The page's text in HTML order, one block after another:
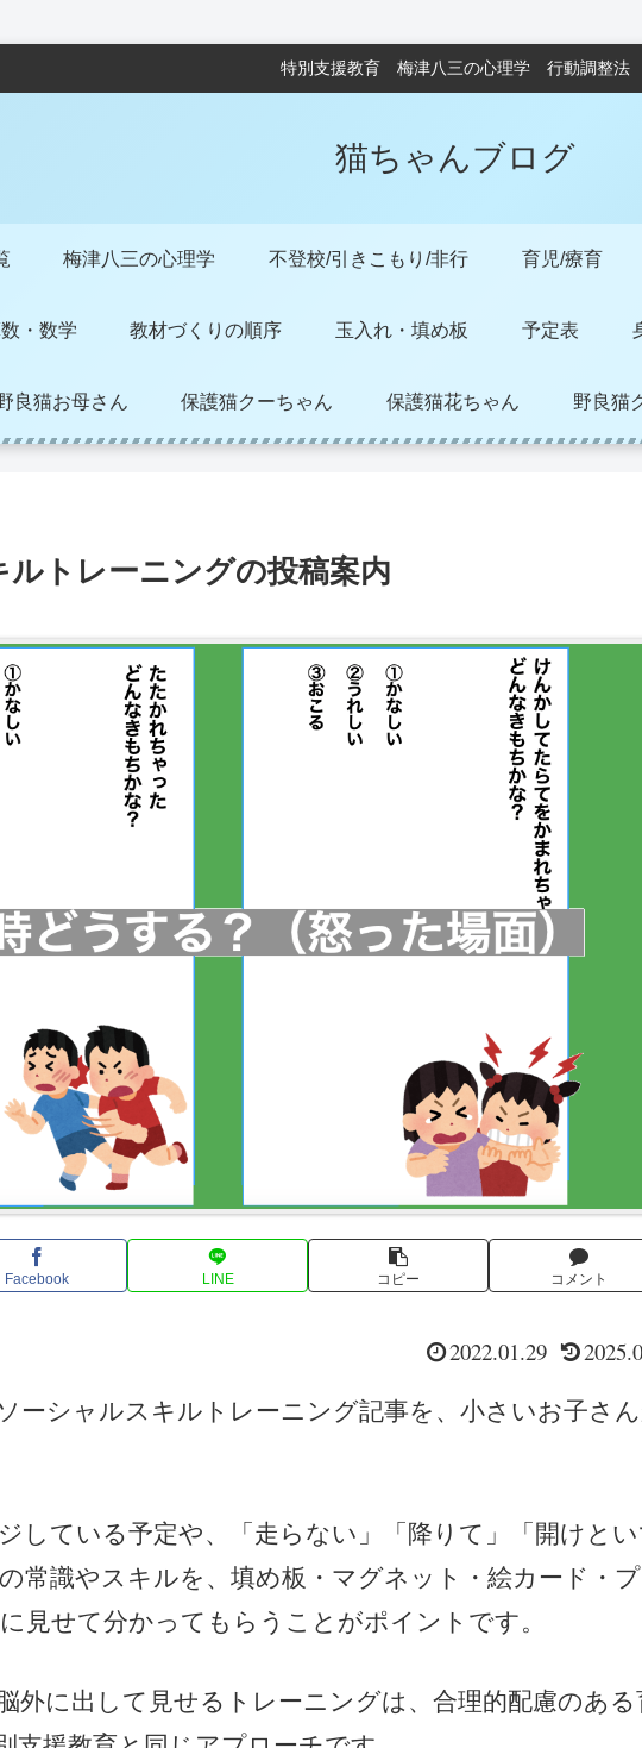
特別支援教育 梅津八三の心理学 行動調整法
猫ちゃんブログ
梅津八三の心理学 不登校/引きこもり/非行 育児/療育
・数学 教材づくりの順序 玉入れ・填め板 予定表
良猫お母さん 保護猫クーちゃん 保護猫花ちゃん 野良猫
ルトレーニングの投稿案内
Facebook LINE コピー コメント
2022.01.29
ーシャルスキルトレーニング記事を、小さいお子さ
している予定や、「走らない」「降りて」「開けとい
常識やスキルを、填め板・マグネット・絵カード・
見せて分かってもらうことがポイントです。
外に出して見せるトレーニングは、合理的配慮のある